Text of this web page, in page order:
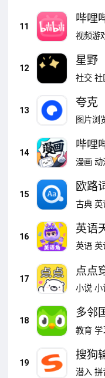
11
哔哩
视频游
12
星野
社交 社
13
夸克
图片浏
14
哔哩
漫画 动
15
欧路
古典 英
16
英语
英语 英
17
点点
小说 小
18
多邻
教育 学
19
搜狗
潜入 拼